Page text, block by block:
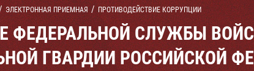
ЭЛЕКТРОННАЯ ПРИЕМНАЯ ПРОТИВОДЕЙСТВИЕ КОРРУПЦИИ
ФЕДЕРАЛЬНОЙ СЛУЖБЫ
ГВАРДИИ РОССИЙСКОЙ